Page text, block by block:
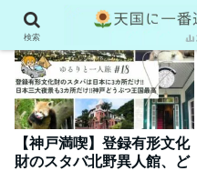
【神戸満喫】登録有形文化
財のスタバ北野異人館、ど
検索